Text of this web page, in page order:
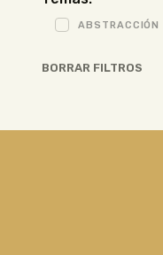
ABSTRACCIÓN
BORRAR FILTROS